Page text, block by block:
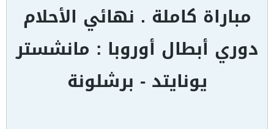
مباراة كاملة . نهائي الأحلام
دوري أبطال أوروبا : مانشستر
يونايتد - برشلونة